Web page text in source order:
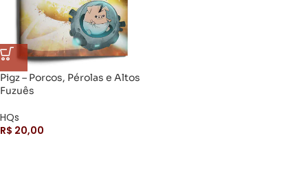
Pigz – Porcos, Pérolas e Altos
Fuzuês
HQs
R$ 20,00